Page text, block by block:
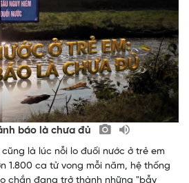
báo là chưa đủ
là lúc nỗi lo đuối nước ở trẻ em
1.800 ca tử vong mỗi năm, hệ thống
chắn đang trở thành những "bẫy